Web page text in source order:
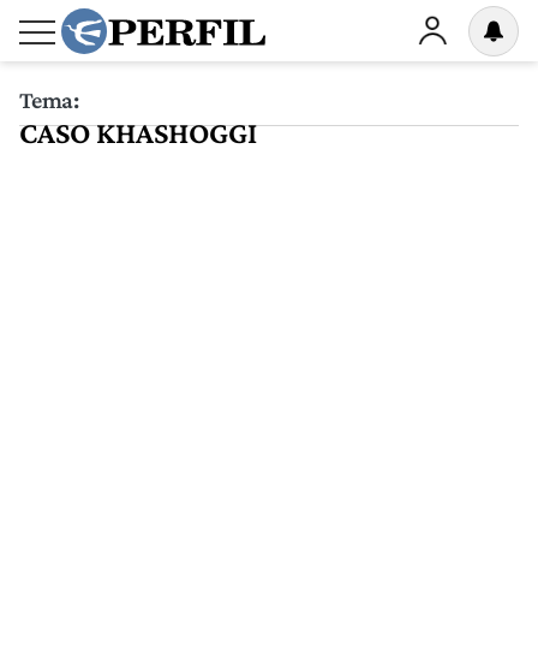
Tema:
CASO KHASHOGGI